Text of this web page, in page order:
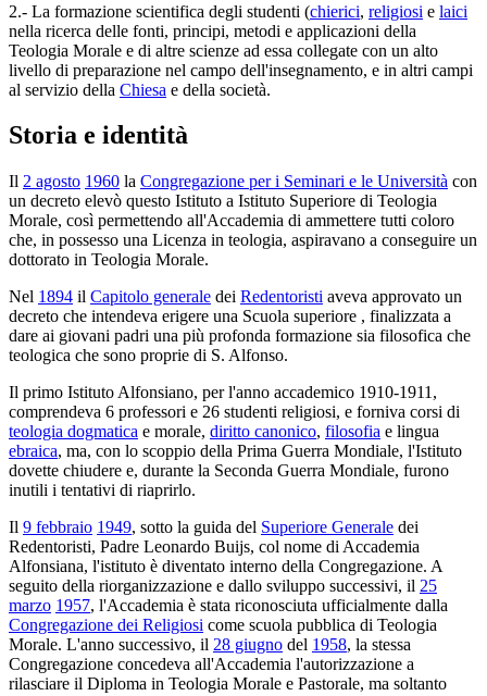
2.- La formazione scientifica degli studenti (chierici, religiosi e laici
nella ricerca delle fonti, principi, metodi e applicazioni della
Teologia Morale e di altre scienze ad essa collegate con un alto
livello di preparazione nel campo dell'insegnamento, e in altri campi
al servizio della Chiesa e della società.
Storia e identità
Il 2 agosto 1960 la Congregazione per i Seminari e le Università con
un decreto elevò questo Istituto a Istituto Superiore di Teologia
Morale, così permettendo all'Accademia di ammettere tutti coloro
che, in possesso una Licenza in teologia, aspiravano a conseguire un
dottorato in Teologia Morale.
Nel 1894 il Capitolo generale dei Redentoristi aveva approvato un
decreto che intendeva erigere una Scuola superiore , finalizzata a
dare ai giovani padri una più profonda formazione sia filosofica che
teologica che sono proprie di S. Alfonso.
Il primo Istituto Alfonsiano, per l'anno accademico 1910-1911,
comprendeva 6 professori e 26 studenti religiosi, e forniva corsi di
teologia dogmatica e morale, diritto canonico, filosofia e lingua
ebraica, ma, con lo scoppio della Prima Guerra Mondiale, l'Istituto
dovette chiudere e, durante la Seconda Guerra Mondiale, furono
inutili i tentativi di riaprirlo.
Il 9 febbraio 1949, sotto la guida del Superiore Generale dei
Redentoristi, Padre Leonardo Buijs, col nome di Accademia
Alfonsiana, l'istituto è diventato interno della Congregazione. A
seguito della riorganizzazione e dallo sviluppo successivi, il 25
marzo 1957, l'Accademia è stata riconosciuta ufficialmente dalla
Congregazione dei Religiosi come scuola pubblica di Teologia
Morale. L'anno successivo, il 28 giugno del 1958, la stessa
Congregazione concedeva all'Accademia l'autorizzazione a
rilasciare il Diploma in Teologia Morale e Pastorale, ma soltanto